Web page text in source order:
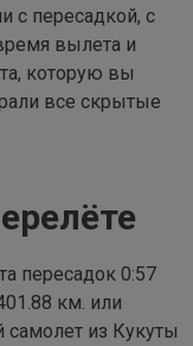
с пересадкой, с
вылета и
которую вы
все скрытые
пересадок 0:57
км. или
из Кукуты